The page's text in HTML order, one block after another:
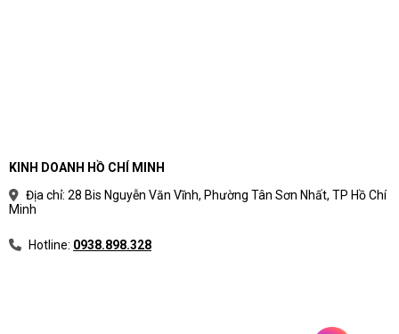
KINH DOANH HỒ CHÍ MINH
Địa chỉ: 28 Bis Nguyễn Văn Vĩnh, Phường Tân Sơn Nhất, TP Hồ Chí
Minh
Hotline: 0938.898.328